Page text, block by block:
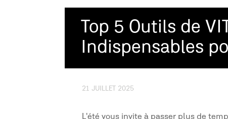
Top 5 Outils de
Indispensables
21 JUILLET 2025
L'été vous invite à passer plus de